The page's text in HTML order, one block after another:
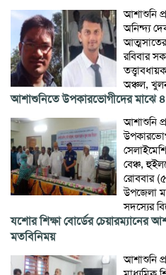
আশাশুনি
অনিন্দ্য
রবিবার
অঞ্চল,
আশাশুনিতে উপকারভোগীদের মাঝে
আশাশুনি
বেঞ্চ,
রোববার
উপজেলা
সদস্যের
যশোর শিক্ষা বোর্ডের চেয়ারম্যানের
মতবিনিময়
আশাশুনি